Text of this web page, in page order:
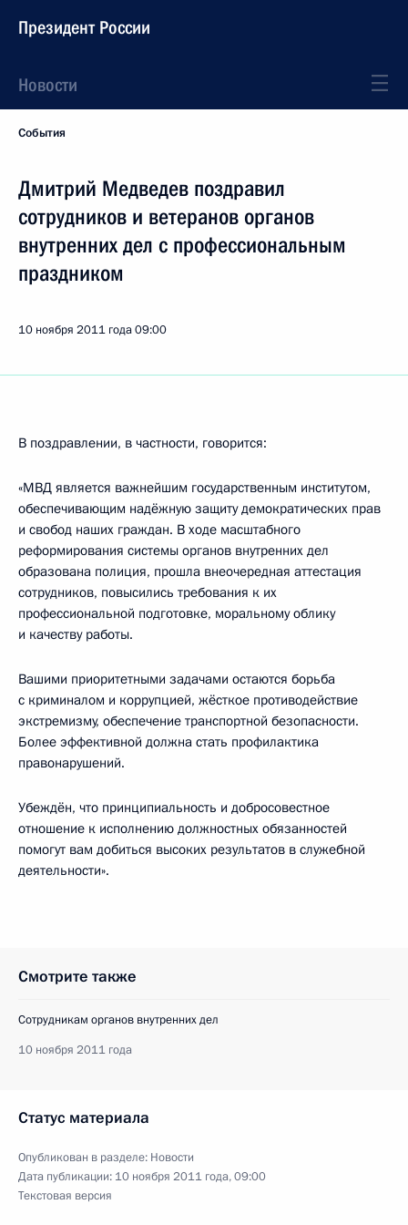
Президент России
Новости
События
Дмитрий Медведев поздравил
сотрудников и ветеранов органов
внутренних дел с профессиональным
праздником
10 ноября 2011 года09:00
В поздравлении, в частности, говорится:
«МВД является важнейшим государственным институтом,
обеспечивающим надёжную защиту демократических прав
и свобод наших граждан. В ходе масштабного
реформирования системы органов внутренних дел
образована полиция, прошла внеочередная аттестация
сотрудников, повысились требования к их
профессиональной подготовке, моральному облику
и качеству работы.
Вашими приоритетными задачами остаются борьба
с криминалом и коррупцией, жёсткое противодействие
экстремизму, обеспечение транспортной безопасности.
Более эффективной должна стать профилактика
правонарушений.
Убеждён, что принципиальность и добросовестное
отношение к исполнению должностных обязанностей
помогут вам добиться высоких результатов в служебной
деятельности».
Смотрите также
Сотрудникам органов внутренних дел
10 ноября 2011 года
Статус материала
Опубликован в разделе: Новости
Дата публикации: 10 ноября 2011 года, 09:00
Текстовая версия